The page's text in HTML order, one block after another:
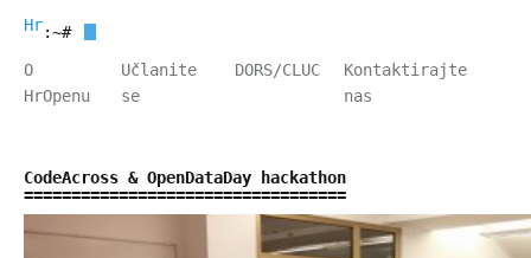
HrOpen
:~#
O
HrOpenu
Učlanite
se
DORS/CLUC
Kontaktirajte
nas
CodeAcross & OpenDataDay hackathon